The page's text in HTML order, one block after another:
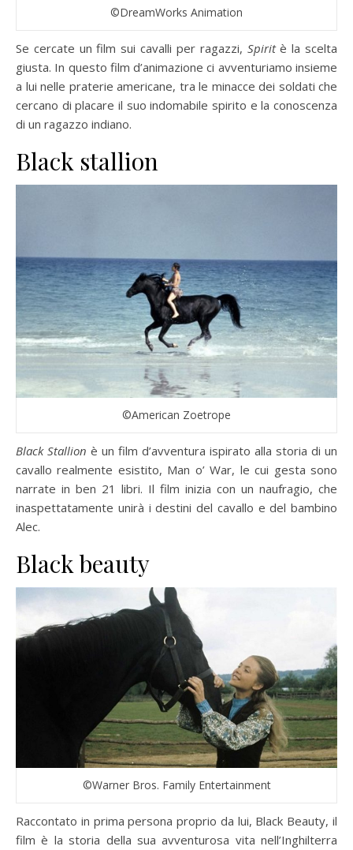
©DreamWorks Animation
Se cercate un film sui cavalli per ragazzi, Spiritè la scelta
giusta. In questo film d’animazione ci avventuriamo insieme
a lui nelle praterie americane, tra le minacce dei soldati che
cercano di placare il suo indomabile spirito e la conoscenza
di un ragazzo indiano.
Black stallion
©American Zoetrope
Black Stallion è un film d’avventura ispirato alla storia di un
cavallo realmente esistito, Man o’ War, le cui gesta sono
narrate in ben 21 libri. Il film inizia con un naufragio, che
inaspettatamente unirà i destini del cavallo e del bambino
Alec.
Black beauty
©Warner Bros. Family Entertainment
Raccontato in prima persona proprio da lui, Black Beauty, il
film è la storia della sua avventurosa vita nell’Inghilterra